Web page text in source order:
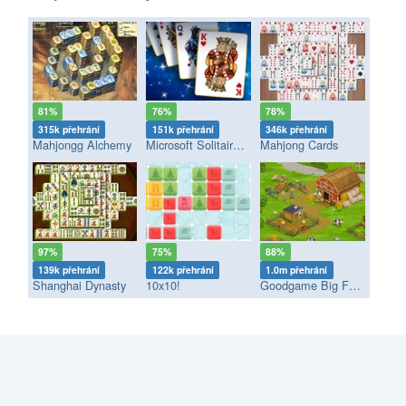
81%
315k přehrání
Mahjongg Alchemy
76%
151k přehrání
Microsoft Solitaire Collection
78%
346k přehrání
Mahjong Cards
97%
139k přehrání
Shanghai Dynasty
75%
122k přehrání
10x10!
88%
1.0m přehrání
Goodgame Big Farm